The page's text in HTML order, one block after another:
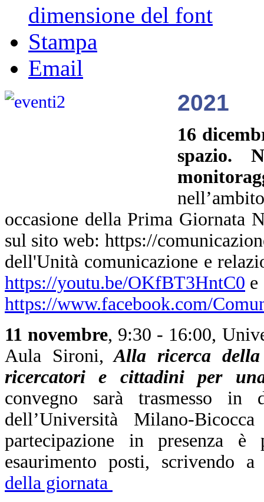
dimensione del font
Stampa
Email
2021
16
spazio.
occasione della Prima Giornata
sul sito web: https://
dell'Unità comunicazione e
https://youtu.be/OKfBT3HntC0 e
https://www.facebook.com/
11 novembre, 9:30 - 16:00,
Aula Sironi, Alla ricerca
ricercatori e cittadini per
convegno sarà trasmesso in
dell’Università Milano-
partecipazione in presenza
esaurimento posti, scrivendo
della giornata